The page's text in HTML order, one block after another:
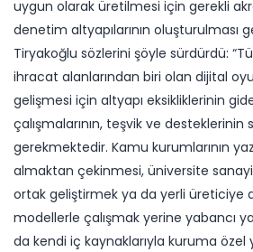
uygun olarak üretilmesi için gerekli
denetim altyapılarının oluşturulması
Tiryakoğlu sözlerini şöyle sürdürdü:
ihracat alanlarından biri olan dijital
gelişmesi için altyapı eksikliklerinin
çalışmalarının, teşvik ve desteklerinin
gerekmektedir. Kamu kurumlarının
almaktan çekinmesi, üniversite
ortak geliştirmek ya da yerli üreticiye
modellerle çalışmak yerine yabancı
da kendi iç kaynaklarıyla kuruma özel